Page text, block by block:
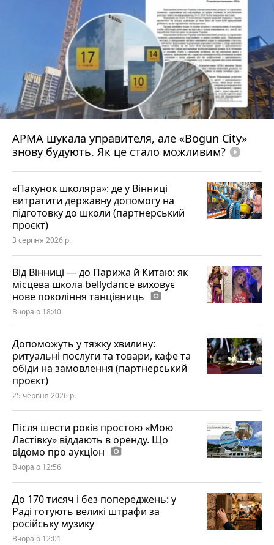
АРМА шукала управителя, але «Bogun City»
знову будують. Як це стало можливим? play_circle_filled
«Пакунок школяра»: де у Вінниці
витратити державну допомогу на
підготовку до школи (партнерський
проєкт)
3 серпня 2026 р.
Від Вінниці — до Парижа й Китаю: як
місцева школа bellydance виховує
нове покоління танцівниць photo_camera
Вчора о 18:40
Допоможуть у тяжку хвилину:
ритуальні послуги та товари, кафе та
обіди на замовлення (партнерський
проєкт)
25 червня 2026 р.
Після шести років простою «Мою
Ластівку» віддають в оренду. Що
відомо про аукціон photo_camera
Вчора о 12:56
До 170 тисяч і без попереджень: у
Раді готують великі штрафи за
російську музику
Вчора о 12:01